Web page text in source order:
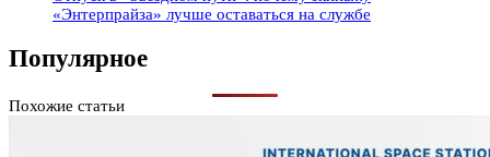
«Энтерпрайза» лучше оставаться на службе
Популярное
Похожие статьи